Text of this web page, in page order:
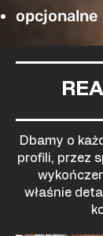
opcjonalne
Dbamy o
profili, przez
właśnie